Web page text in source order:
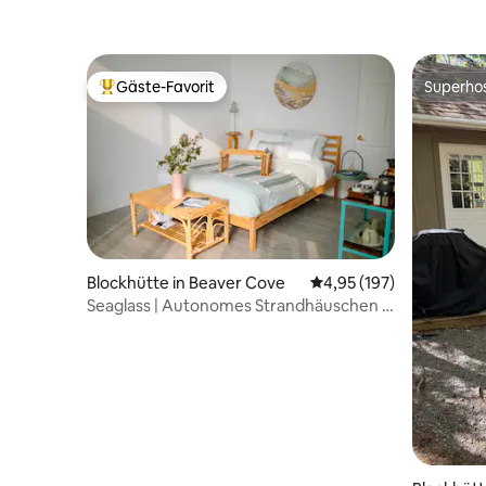
Beliebter Gäste-Favorit.
Gäste-Favorit
Blockhütte in Beaver Cove Durchschnittliche
4,95 (197)
Seaglass | Autonomes Strandhäuschen –